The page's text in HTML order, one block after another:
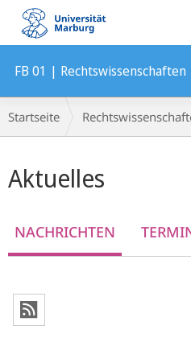
Mobile-
Navigation
FB 01 | Rechtswissenschaften
Breadcrumb-
Navigation
Startseite
Aktuelles
NACHRICHTEN